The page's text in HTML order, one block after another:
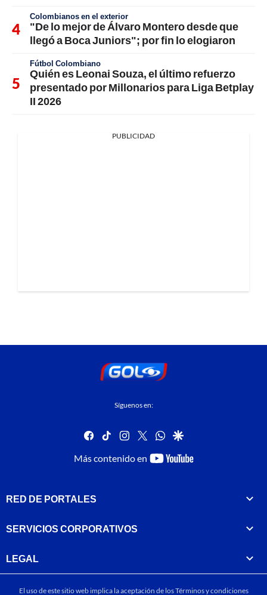
Colombianos en el exterior
"De lo mejor de Álvaro Montero desde que
llegó a Boca Juniors"; por fin lo elogiaron
Fútbol Colombiano
Quién es Leonai Souza, el último refuerzo
presentado por Millonarios para Liga Betplay
II 2026
PUBLICIDAD
Síguenos en:
facebook
tiktok instagram
twitterwhatsapp
google
Más contenido en
youtube-
RED DE PORTALES
SERVICIOS CORPORATIVOS
LEGAL
El uso de este sitio web implica la aceptación de losTérminos y condiciones